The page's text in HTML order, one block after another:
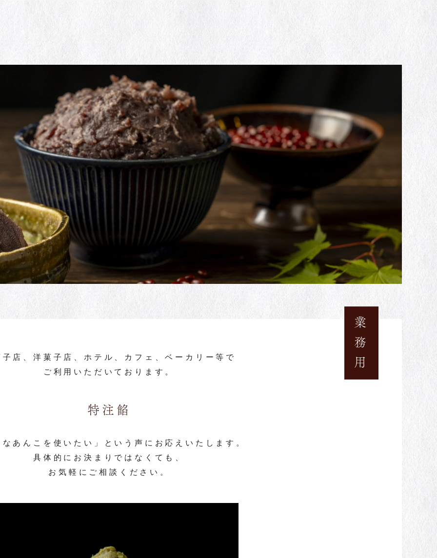
業務用
子店、洋菓子店、ホテル、
カフェ、ベーカリー等で
ご利用いただいております。
特注餡
あんこを使いたい」 という声に お応えいたします。
具体的にお決まりではなくても、
お気軽にご相談ください。